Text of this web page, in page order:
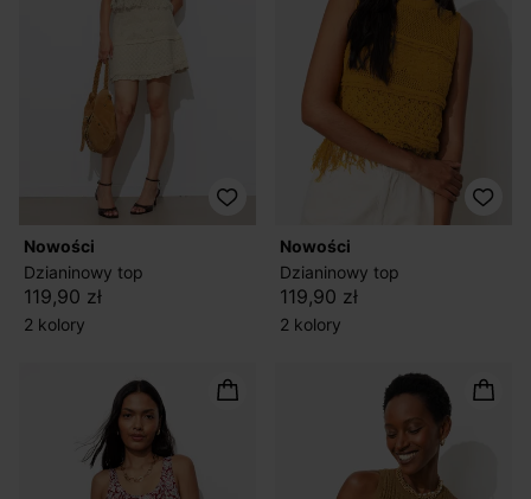
nowości
Dzianinowy top
119,90 zł
2 kolory
nowości
Dzianinowy top
119,90 zł
2 kolory